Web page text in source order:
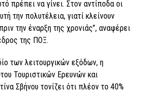
πρέπει να γίνει. Στον αντίποδα οι
την πολυτέλεια, γιατί κλείνουν
την έναρξη της χρονιάς”, αναφέρει
της ΠΟΞ.
των λειτουργικών εξόδων, η
Τουριστικών Ερευνών και
Σβήνου τονίζει ότι πλέον το 40%